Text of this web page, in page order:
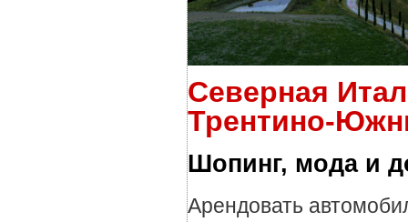
Северная
Трентино-
Шопинг, мода и
Арендовать